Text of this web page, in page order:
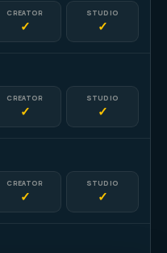
CREATOR
✓
STUDIO
✓
CREATOR
✓
STUDIO
✓
CREATOR
✓
STUDIO
✓